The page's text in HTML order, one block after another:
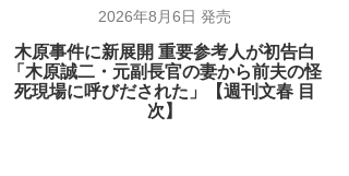
2026年8月6日 発売
木原事件に新展開 重要参考人が初告白
「木原誠二・元副長官の妻から前夫の怪
死現場に呼びだされた」【週刊文春 目
次】